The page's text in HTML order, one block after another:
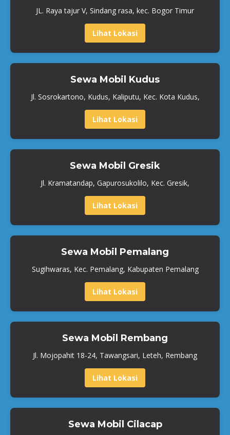
JL. Raya tajur V, Sindang rasa, kec. Bogor Timur
Lihat Lokasi
Sewa Mobil Kudus
Jl. Sosrokartono, Kudus, Kaliputu, Kec. Kota Kudus,
Lihat Lokasi
Sewa Mobil Gresik
Jl. Kramatandap, Gapurosukolilo, Kec. Gresik,
Lihat Lokasi
Sewa Mobil Pemalang
Sugihwaras, Kec. Pemalang, Kabupaten Pemalang
Lihat Lokasi
Sewa Mobil Rembang
Jl. Mojopahit 18-24, Tawangsari, Leteh, Rembang
Lihat Lokasi
Sewa Mobil Cilacap